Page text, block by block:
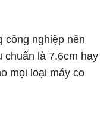
công nghiệp nên
chuẩn là 7.6cm hay
mọi loại máy co